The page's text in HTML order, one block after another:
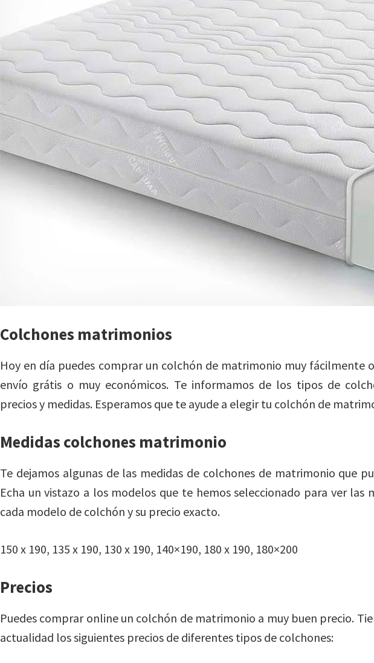
Colchones matrimonios
Hoy en día puedes comprar un colchón de matrimonio muy fácilmente
envío grátis o muy económicos. Te informamos de los tipos de
precios y medidas. Esperamos que te ayude a elegir tu colchón de
Medidas colchones matrimonio
Te dejamos algunas de las medidas de colchones de matrimonio que
Echa un vistazo a los modelos que te hemos seleccionado para ver las
cada modelo de colchón y su precio exacto.
150 x 190, 135 x 190, 130 x 190, 140×190, 180 x 190, 180×200
Precios
Puedes comprar online un colchón de matrimonio a muy buen precio.
actualidad los siguientes precios de diferentes tipos de colchones: